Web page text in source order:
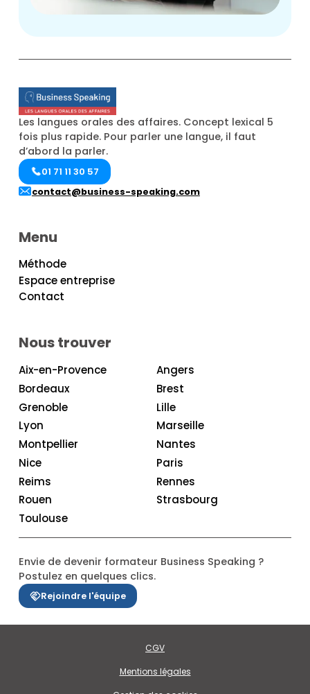
Les langues orales des affaires. Concept lexical 5
fois plus rapide. Pour parler une langue, il faut
d’abord la parler.
01 71 11 30 57
contact@business-speaking.com
Menu
Méthode
Espace entreprise
Contact
Nous trouver
Aix-en-Provence
Angers
Bordeaux
Brest
Grenoble
Lille
Lyon
Marseille
Montpellier
Nantes
Nice
Paris
Reims
Rennes
Rouen
Strasbourg
Toulouse
Envie de devenir formateur Business Speaking ?
Postulez en quelques clics.
Rejoindre l'équipe
CGV
Mentions légales